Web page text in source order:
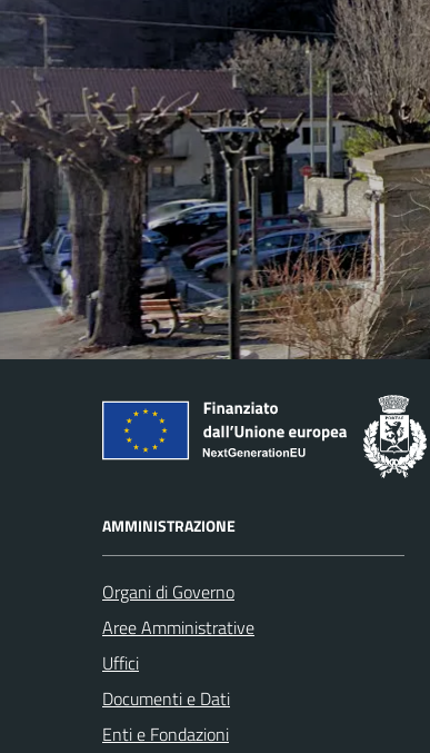
AMMINISTRAZIONE
Organi di Governo
Aree Amministrative
Uffici
Documenti e Dati
Enti e Fondazioni